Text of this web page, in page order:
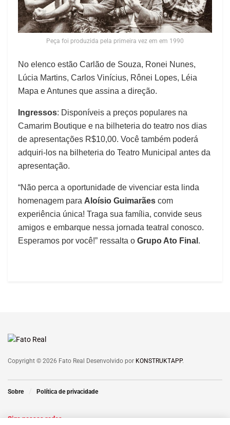
Peça foi produzida pela primeira vez em em 1990
No elenco estão Carlão de Souza, Ronei Nunes,
Lúcia Martins, Carlos Vinícius, Rônei Lopes, Léia
Mapa e Antunes que assina a direção.
Ingressos: Disponíveis a preços populares na
Camarim Boutique e na bilheteria do teatro nos dias
de apresentações R$10,00. Você também poderá
adquiri-los na bilheteria do Teatro Municipal antes da
apresentação.
“Não perca a oportunidade de vivenciar esta linda
homenagem para Aloísio Guimarães com
experiência única! Traga sua família, convide seus
amigos e embarque nessa jornada teatral conosco.
Esperamos por você!” ressalta o Grupo Ato Final .
Copyright © 2026 Fato Real Desenvolvido por KONSTRUKTAPP.
Sobre Política de privacidade
Siga nossas redes